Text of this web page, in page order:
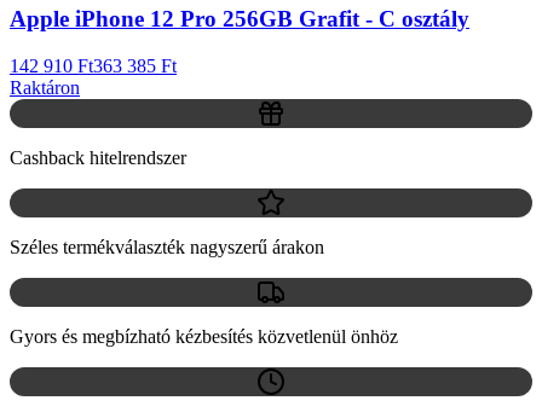
Apple iPhone 12 Pro 256GB Grafit - C osztály
142 910 Ft363 385 Ft
Raktáron
Cashback hitelrendszer
Széles termékválaszték nagyszerű árakon
Gyors és megbízható kézbesítés közvetlenül önhöz